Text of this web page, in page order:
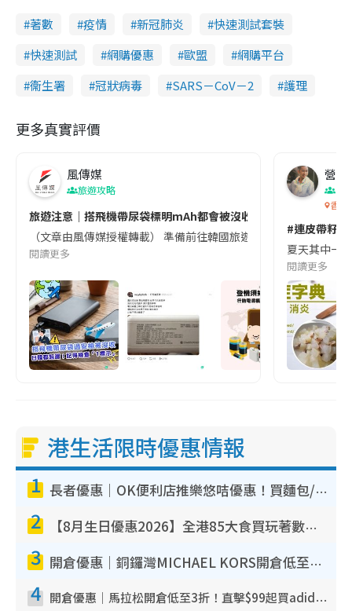
著數 疫情 新冠肺炎
快速測試套裝
快速測試
網購優惠 歐盟
網購平台
衞生署
冠狀病毒 SARS－CoV－2 護理
更多真實評價
風傳媒
旅遊攻略
旅遊注意｜搭飛機帶尿袋標明mAh都會被沒收😱出發前切記檢查
（文章由風傳媒授權轉載） 準備前往韓國旅遊的民眾，近期要
閱讀更多
營養
香港
#連皮帶籽
夏天其中一
閱讀更多
港生活限時優惠情報
1 長者優惠｜OK便利店推樂悠咭優惠！買麵包/牛奶/保健品拍卡即減
2 【8月生日優惠2026】全港85大食買玩著數攻略 自助餐/火鍋放題同行免費＋誠品/DONKI送現金券
3 開倉優惠｜銅鑼灣MICHAEL KORS開倉低至17折！直擊$500起買手袋/銀包/鞋款 必買經典Jet Set系列
4 開倉優惠｜馬拉松開倉低至3折！直擊$99起買adidas／New Balance／Puma鞋款 STANLEY保溫杯劈價至$119起